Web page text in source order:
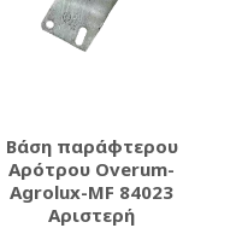
Βάση παράφτερου
Αρότρου Overum-
Agrolux-MF 84023
Αριστερή